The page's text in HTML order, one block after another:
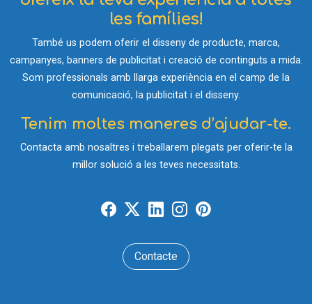
Contacte
les famílies!
També us podem oferir el disseny de producte, marca,
campanyes, banners de publicitat i creació de continguts a mida.
Som professionals amb llarga experiència en el camp de la
comunicació, la publicitat i el disseny.
Tenim moltes maneres d’ajudar-te.
Contacta amb nosaltres i treballarem plegats per oferir-te la
millor solució a les teves necessitats.